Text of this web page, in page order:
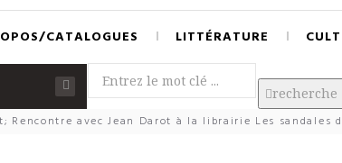
CATALOGUES LITTÉRATURE
recherche
Rencontre avec Jean Darot à la librairie Les sandales